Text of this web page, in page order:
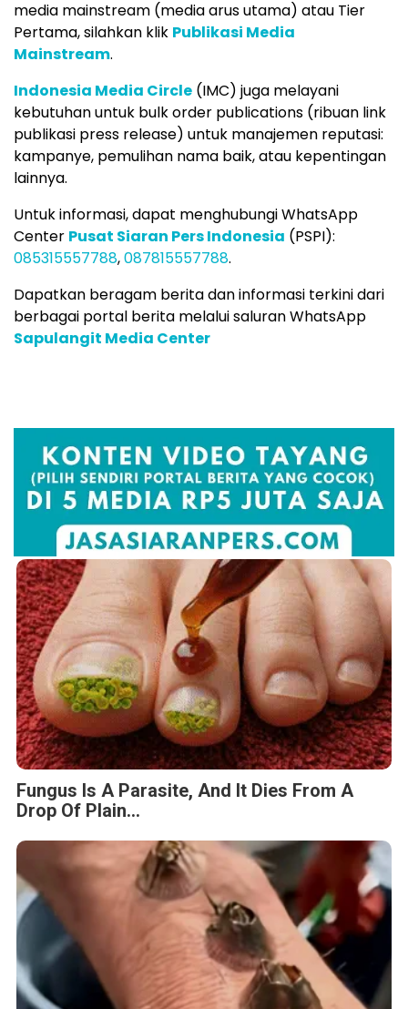
media mainstream (media arus utama) atau Tier
Pertama, silahkan klik Publikasi Media
Mainstream.
Indonesia Media Circle (IMC) juga melayani
kebutuhan untuk bulk order publications (ribuan link
publikasi press release) untuk manajemen reputasi:
kampanye, pemulihan nama baik, atau kepentingan
lainnya.
Untuk informasi, dapat menghubungi WhatsApp
Center Pusat Siaran Pers Indonesia (PSPI):
085315557788,087815557788.
Dapatkan beragam berita dan informasi terkini dari
berbagai portal berita melalui saluran WhatsApp
Sapulangit Media Center
Fungus Is A Parasite, And It Dies From A
Drop Of Plain...